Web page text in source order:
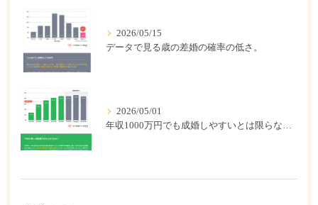
2026/05/15
データで見る歳の差婚の確率の低さ。
2026/05/01
年収1000万円でも成婚しやすいとは限らない? 「年収帯別の成婚率」のリアル